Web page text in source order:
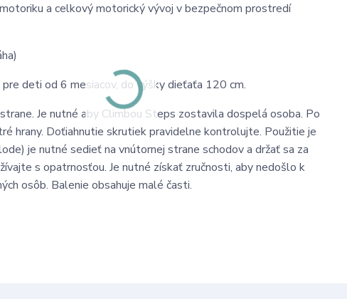
a celkový motorický vývoj v bezpečnom prostredí
deti od 6 mesiacov, do výšky dieťaťa 120 cm.
Je nutné aby Climbou Steps zostavila dospelá osoba. Po
hrany. Doťiahnutie skrutiek pravidelne kontrolujte. Použitie je
je nutné sedieť na vnútornej strane schodov a držať sa za
s opatrnosťou. Je nutné získať zručnosti, aby nedošlo k
osôb. Balenie obsahuje malé časti.